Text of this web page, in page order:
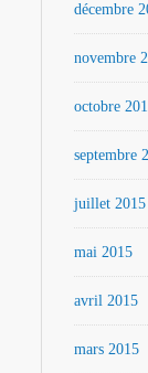
décembre
novembre
octobre
septembre
juillet 2015
mai 2015
avril 2015
mars 2015